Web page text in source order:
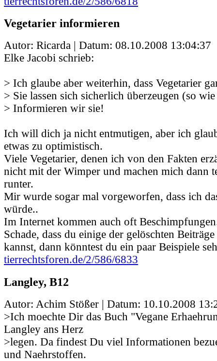
Vegetarier informieren
Autor: Ricarda | Datum: 08.10.2008 13:04:37
Elke Jacobi schrieb:
> Ich glaube aber weiterhin, dass Vegetarier
> Sie lassen sich sicherlich überzeugen (so
> Informieren wir sie!
Ich will dich ja nicht entmutigen, aber ich
etwas zu optimistisch.
Viele Vegetarier, denen ich von den Fakten
nicht mit der Wimper und machen mich dann
runter.
Mir wurde sogar mal vorgeworfen, dass ich
würde..
Im Internet kommen auch oft
Schade, dass du einige der gelöschten
kannst, dann könntest du ein paar Beispiele
tierrechtsforen.de/2/586/6833
Langley, B12
Autor: Achim Stößer | Datum: 10.10.2008
>Ich moechte Dir das Buch "Vegane
Langley ans Herz
>legen. Da findest Du viel Informationen
und Naehrstoffen.